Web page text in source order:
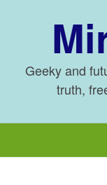
Geeky and
truth,